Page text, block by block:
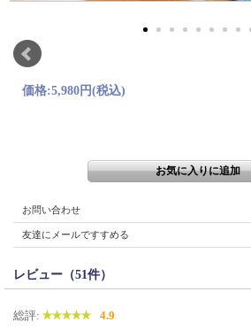
価格:5,980円(税込)
お問い合わせ
友達にメールですすめる
レビュー（51件）
総評: 4.9